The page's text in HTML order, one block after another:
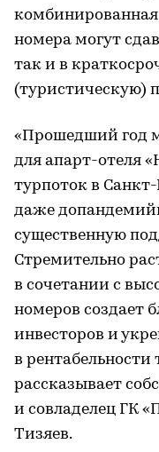
номера могут
так и в
(туристическую)
«Прошедший год
для апарт-отеля
турпоток в
даже
существенную
Стремительно
в сочетании с
номеров создает
инвесторов и
в
рассказывает
и совладелец ГК
Тизяев.